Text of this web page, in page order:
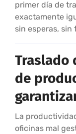
primer día de
exactamente
sin esperas, sin
Traslado
de
La
oficinas mal